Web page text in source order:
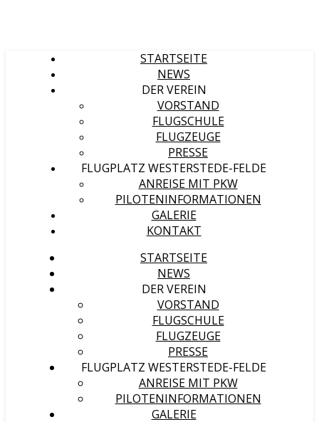
STARTSEITE
NEWS
DER VEREIN
VORSTAND
FLUGSCHULE
FLUGZEUGE
PRESSE
FLUGPLATZ WESTERSTEDE-FELDE
ANREISE MIT PKW
PILOTENINFORMATIONEN
GALERIE
KONTAKT
STARTSEITE
NEWS
DER VEREIN
VORSTAND
FLUGSCHULE
FLUGZEUGE
PRESSE
FLUGPLATZ WESTERSTEDE-FELDE
ANREISE MIT PKW
PILOTENINFORMATIONEN
GALERIE